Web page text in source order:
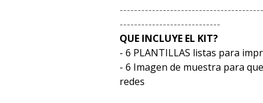
----------------------------
QUE INCLUYE EL KIT?
- 6 PLANTILLAS listas para
- 6 Imagen de muestra para
redes